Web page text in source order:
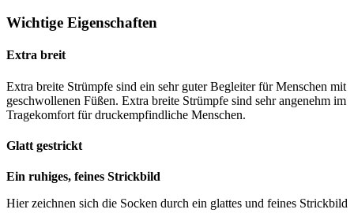
Wichtige Eigenschaften
Extra breit
Extra breite Strümpfe sind ein sehr guter Begleiter für Menschen mit
geschwollenen Füßen. Extra breite Strümpfe sind sehr angenehm im
Tragekomfort für druckempfindliche Menschen.
Glatt gestrickt
Ein ruhiges, feines Strickbild
Hier zeichnen sich die Socken durch ein glattes und feines Strickbild